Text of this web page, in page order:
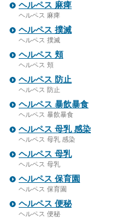
ヘルペス 麻痺
ヘルペス 麻痺
ヘルペス 撲滅
ヘルペス 撲滅
ヘルペス 頬
ヘルペス 頬
ヘルペス 防止
ヘルペス 防止
ヘルペス 暴飲暴食
ヘルペス 暴飲暴食
ヘルペス 母乳 感染
ヘルペス 母乳 感染
ヘルペス 母乳
ヘルペス 母乳
ヘルペス 保育園
ヘルペス 保育園
ヘルペス 便秘
ヘルペス 便秘